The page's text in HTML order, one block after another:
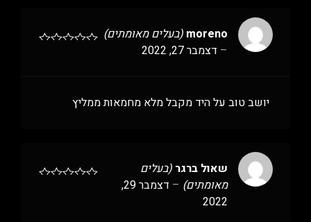
moreno (בעלים מאומתים)
– דצמבר 27, 2022
יושב טוב על היד מקבל מלא מחמאות ממליץ
שאול ברגר (בעלים
מאומתים) –
דצמבר 29,
2022